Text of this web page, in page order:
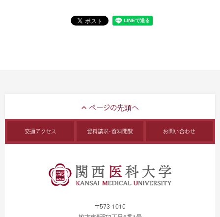
交通アクセス 資料請求・資料閲覧 お問い合わせ
〒573-1010